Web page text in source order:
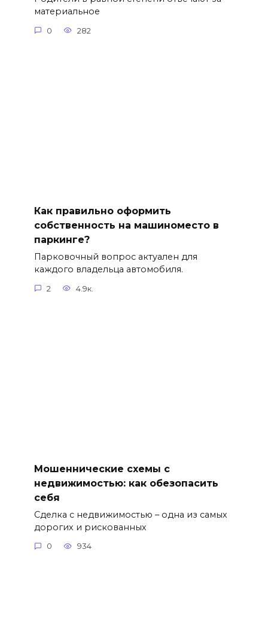
материальное
0 282
Как правильно оформить
собственность на машиноместо в
паркинге?
Парковочный вопрос актуален для
каждого владельца автомобиля.
2 4.9к.
Мошеннические схемы с
недвижимостью: как обезопасить
себя
Сделка с недвижимостью – одна из самых
дорогих и рискованных
0 934